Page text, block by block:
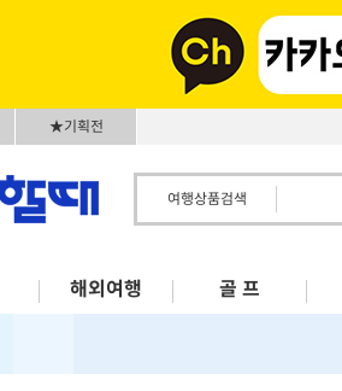
★기획전
여행상품검색
해외여행 골 프